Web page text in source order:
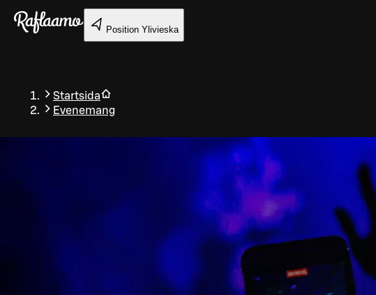
Gå till huvudinnehållet
Position Ylivieska
Startsida
Evenemang